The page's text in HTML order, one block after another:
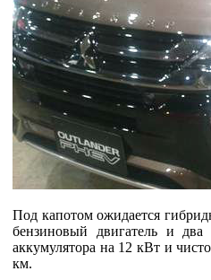
Под капотом ожидается
бензиновый двигатель и два
аккумулятора на 12 кВт и
км.